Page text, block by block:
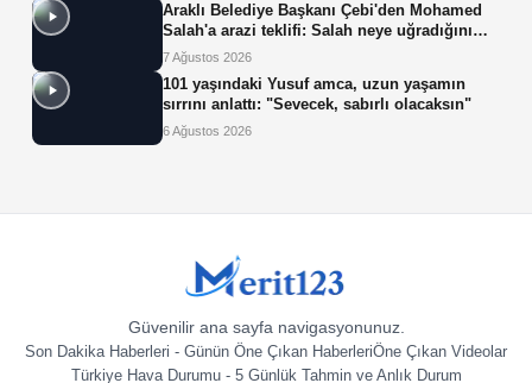
Araklı Belediye Başkanı Çebi'den Mohamed
Salah'a arazi teklifi: Salah neye uğradığını
şaşırdı!
7 Ağustos 2026
101 yaşındaki Yusuf amca, uzun yaşamın
sırrını anlattı: "Sevecek, sabırlı olacaksın"
6 Ağustos 2026
Güvenilir ana sayfa navigasyonunuz.
Son Dakika Haberleri - Günün Öne Çıkan HaberleriÖne Çıkan Videolar
Türkiye Hava Durumu - 5 Günlük Tahmin ve Anlık Durum